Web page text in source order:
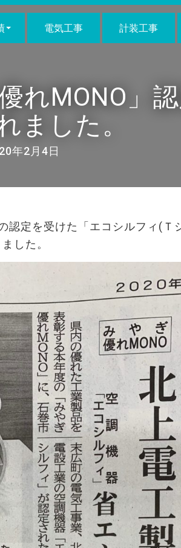
電気工事 計装工事
れMONO」
ました。
年2月4日
認定を受けた「エコシルフィ(Ｔ
した。